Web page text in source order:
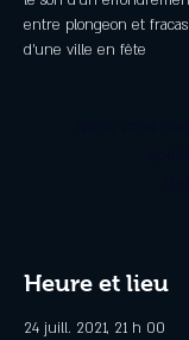
entre plongeon et
d’une ville en fête
Heure et lieu
24 juill. 2021, 21 h 00